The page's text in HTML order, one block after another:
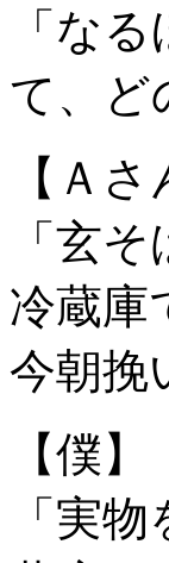
「な
て、ど
【Ａさ
「玄
冷蔵庫
今朝挽
【僕】
「実